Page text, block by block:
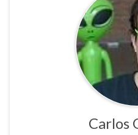
Carlos